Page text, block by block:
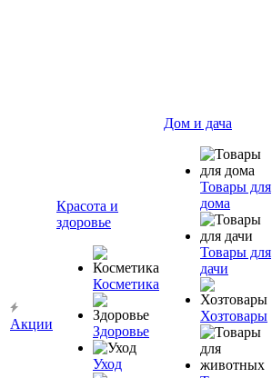
Акции
Красота и
здоровье
Косметика
Здоровье
Уход
Дом и дача
Товары для
дома
Товары для
дачи
Хозтовары